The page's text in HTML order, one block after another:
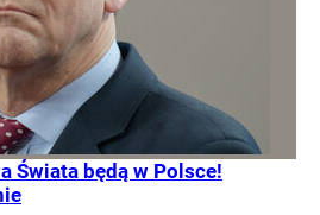
Świata będą w Polsce!